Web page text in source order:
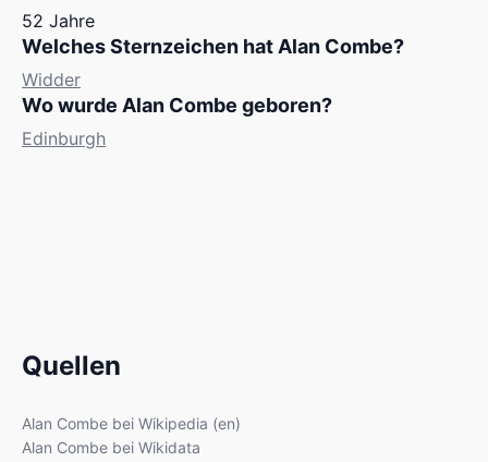
52 Jahre
Welches Sternzeichen hat Alan Combe?
Widder
Wo wurde Alan Combe geboren?
Edinburgh
Quellen
Alan Combe bei Wikipedia (en)
Alan Combe bei Wikidata